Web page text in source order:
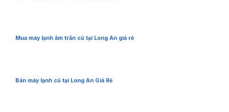
Mua máy lạnh âm trần cũ tại Long An giá rẻ
Bán máy lạnh cũ tại Long An Giá Rẻ